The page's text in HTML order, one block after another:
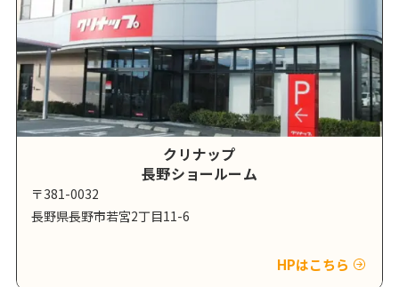
クリナップ
長野ショールーム
〒381-0032
長野県長野市若宮2丁目11-6
HPはこちら